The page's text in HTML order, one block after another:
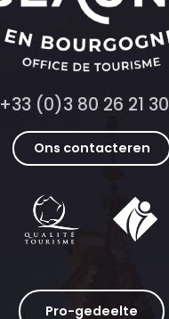
+33 (0)3 80 26 21 30
Ons contacteren
Pro-gedeelte